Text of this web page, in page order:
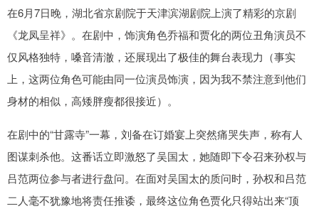
在6月7日晚，湖北省京剧院于天津滨湖剧院上演了精彩的京剧
《龙凤呈祥》。在剧中，饰演角色乔福和贾化的两位丑角演员不
仅风格独特，嗓音清澈，还展现出了极佳的舞台表现力（事实
上，这两位角色可能由同一位演员饰演，因为我不禁注意到他们
身材的相似，高矮胖瘦都很接近）。
在剧中的“甘露寺”一幕，刘备在订婚宴上突然痛哭失声，称有人
图谋刺杀他。这番话立即激怒了吴国太，她随即下令召来孙权与
吕范两位参与者进行盘问。在面对吴国太的质问时，孙权和吕范
二人毫不犹豫地将责任推诿，最终这位角色贾化只得站出来“顶